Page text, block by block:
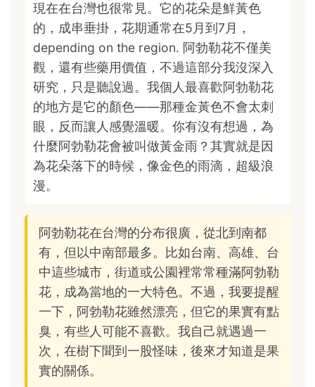
現在在台灣也很常見。它的花朵是鮮黃色
的，成串垂掛，花期通常在5月到7月，
depending on the region. 阿勃勒花不僅美
觀，還有些藥用價值，不過這部分我沒深入
研究，只是聽說過。我個人最喜歡阿勃勒花
的地方是它的顏色——那種金黃色不會太刺
眼，反而讓人感覺溫暖。你有沒有想過，為
什麼阿勃勒花會被叫做黃金雨？其實就是因
為花朵落下的時候，像金色的雨滴，超級浪
漫。
阿勃勒花在台灣的分布很廣，從北到南都
有，但以中南部最多。比如台南、高雄、台
中這些城市，街道或公園裡常常種滿阿勃勒
花，成為當地的一大特色。不過，我要提醒
一下，阿勃勒花雖然漂亮，但它的果實有點
臭，有些人可能不喜歡。我自己就遇過一
次，在樹下聞到一股怪味，後來才知道是果
實的關係。